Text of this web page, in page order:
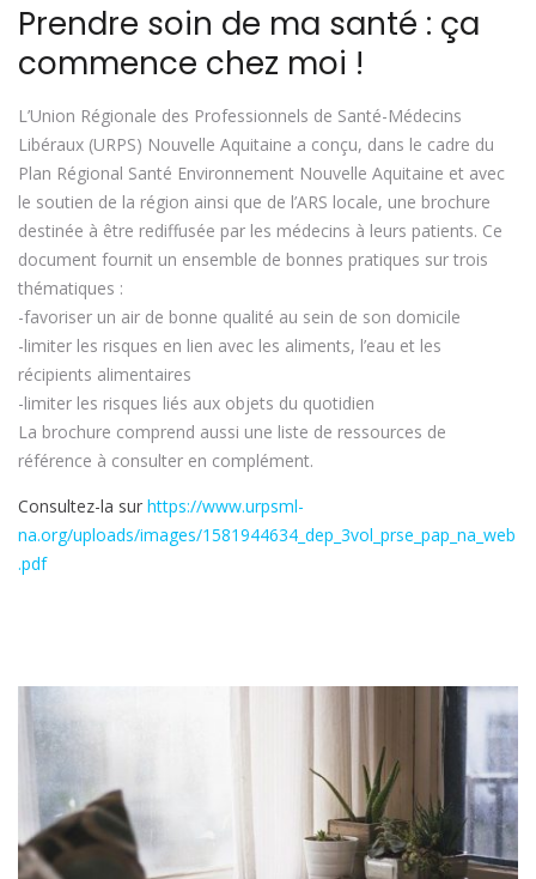
Prendre soin de ma santé : ça
commence chez moi !
L’Union Régionale des Professionnels de Santé-Médecins
Libéraux (URPS) Nouvelle Aquitaine a conçu, dans le cadre du
Plan Régional Santé Environnement Nouvelle Aquitaine et avec
le soutien de la région ainsi que de l’ARS locale, une brochure
destinée à être rediffusée par les médecins à leurs patients. Ce
document fournit un ensemble de bonnes pratiques sur trois
thématiques :
-favoriser un air de bonne qualité au sein de son domicile
-limiter les risques en lien avec les aliments, l’eau et les
récipients alimentaires
-limiter les risques liés aux objets du quotidien
La brochure comprend aussi une liste de ressources de
référence à consulter en complément.
Consultez-la sur https://www.urpsml-
na.org/uploads/images/1581944634_dep_3vol_prse_pap_na_web
.pdf